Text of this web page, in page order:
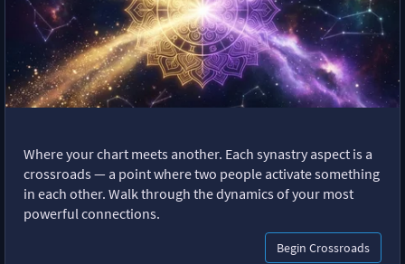
Where your chart meets another. Each synastry aspect is a
crossroads — a point where two people activate something
in each other. Walk through the dynamics of your most
powerful connections.
Begin Crossroads